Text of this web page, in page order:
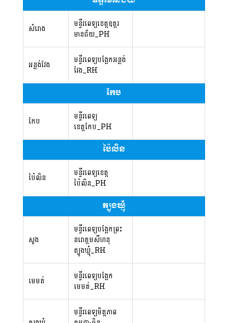
សំរោង
មន្ទីរពេទ្យខេត្តឧត្តរ
មានជ័យ_PH
អន្លង់វែង
មន្ទីរពេទ្យបង្អែក​អន្លង់
វែង_RH
កែប
កែប
មន្ទីរពេទ្យ
ខេត្តកែប_PH
ប៉ៃលិន
ប៉ៃលិន
មន្ទីរពេទ្យខេត្ត
ប៉ៃលិន_PH
ត្បូងឃ្មុំ
សួង
មន្ទីរពេទ្យបង្អែកព្រះ
នរោត្តមសីហនុ
ត្បូងឃ្មុំ_RH
មេមត់
មន្ទីរពេទ្យបង្អែក
មេមត់_RH
មន្ទីរពេទ្យមិត្តភាព